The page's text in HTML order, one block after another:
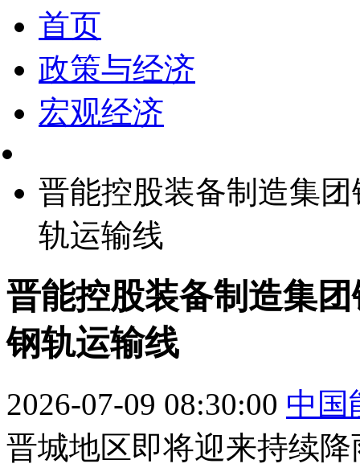
首页
政策与经济
宏观经济
晋能控股装备制造集
轨运输线
晋能控股装备制造集
钢轨运输线
2026-07-09 08:30:00 中国
晋城地区即将迎来持续